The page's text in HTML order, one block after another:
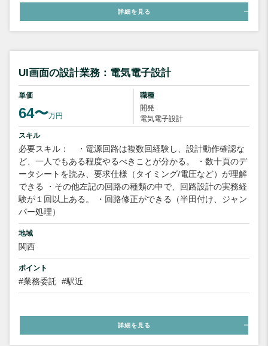
詳細を見る
UI画面の設計業務：電気電子設計
単価
64〜万円
職種
開発
電気電子設計
スキル
必要スキル： ・電源回路は複数回経験し、設計動作確認な
ど、一人でもある程度やるべきことが分かる。 ・数十頁のデ
ータシートを読み、要求仕様（タイミング/電圧など）が理解
できる ・その他左記の回路の種類の中で、回路設計の実務経
験が１回以上ある。 ・回路修正ができる（半田付け、ジャン
パー処理）
地域
関西
ポイント
#業務委託 #駅近
詳細を見る